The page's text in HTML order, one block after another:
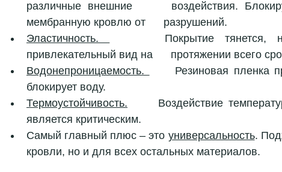
различные внешние      воздействия.
мембранную кровлю от      разрушений.
Эластичность.
Покрытие тянется, не
привлекательный вид на      протяжении всего
Водонепроницаемость.
Резиновая пленка
блокирует воду.
Термоустойчивость.
Воздействие
является критическим.
Самый главный плюс – это универсальность.
кровли, но и для всех остальных материалов.